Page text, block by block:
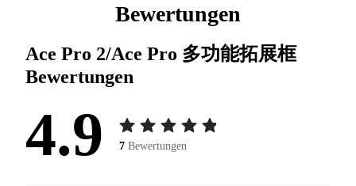
Bewertungen
Ace Pro 2/Ace Pro 多功能拓展框
Bewertungen
4.9 7 Bewertungen